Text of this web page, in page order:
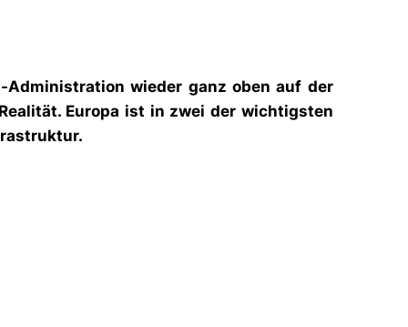
wieder ganz oben auf der
Europa ist in zwei der wichtigsten